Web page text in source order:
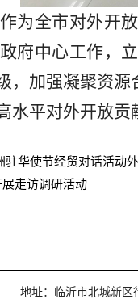
为全市对外开
府中心工作，
，加强凝聚资
水平对外开放贡
华使节经贸对话活动
走访调研活动
地址：临沂市北城新